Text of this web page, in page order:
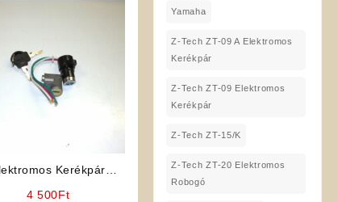
Kerékpár
4 500Ft
Yamaha
Z-Tech ZT-09 A Elektromos
Kerékpár
Z-Tech ZT-09 Elektromos
Kerékpár
Z-Tech ZT-15/K
Z-Tech ZT-20 Elektromos
Robogó